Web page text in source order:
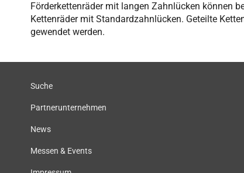
Förderkettenräder mit langen Zahnlücken können
Kettenräder mit Standardzahnlücken. Geteilte
gewendet werden.
Suche
Partnerunternehmen
News
Messen & Events